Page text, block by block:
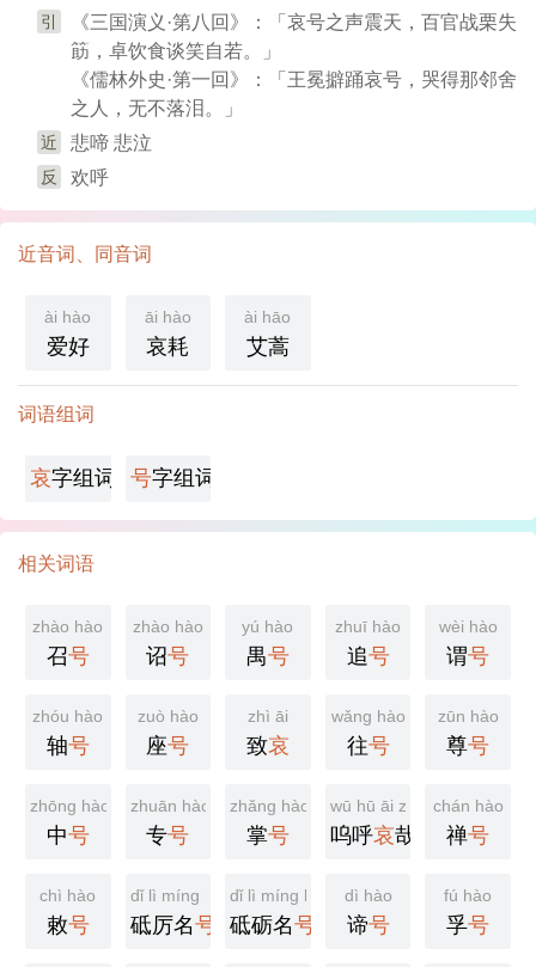
引
《三国演义·第八回》：「哀号之声震天，百官战栗失
筯，卓饮食谈笑自若。」
《儒林外史·第一回》：「王冕擗踊哀号，哭得那邻舍
之人，无不落泪。」
近 悲啼 悲泣
反 欢呼
近音词、同音词
ài hào
爱好
āi hào
哀耗
ài hāo
艾蒿
词语组词
哀字组词 号字组词
相关词语
zhào hào
召号
zhào hào
诏号
yú hào
禺号
zhuī hào
追号
wèi hào
谓号
zhóu hào
轴号
zuò hào
座号
zhì āi
致哀
wǎng hào
往号
zūn hào
尊号
zhōng hào
中号
zhuān hào
专号
zhǎng hào
掌号
wū hū āi zāi
呜呼哀哉
chán hào
禅号
chì hào
敕号
dǐ lì míng hào
砥厉名号
dǐ lì míng hào
砥砺名号
dì hào
谛号
fú hào
孚号